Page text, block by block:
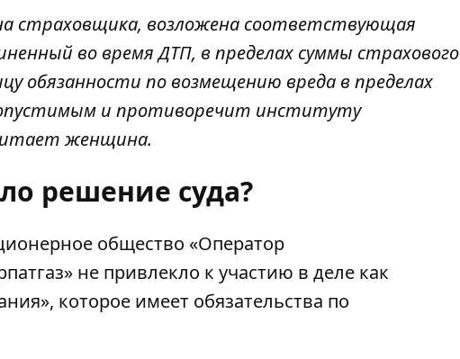
страховщика, возложена соответствующая
во время ДТП, в пределах суммы страхового
обязанности по возмещению вреда в пределах
и противоречит институту
женщина.
решение суда?
общество «Оператор
не привлекло к участию в деле как
которое имеет обязательства по